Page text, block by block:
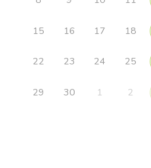
15 16 17 18
22 23 24 25
29 30 1 2